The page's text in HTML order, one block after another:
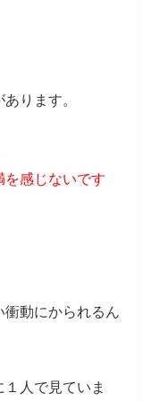
ります。
を感じないです
衝動にかられるん
人で見ていま